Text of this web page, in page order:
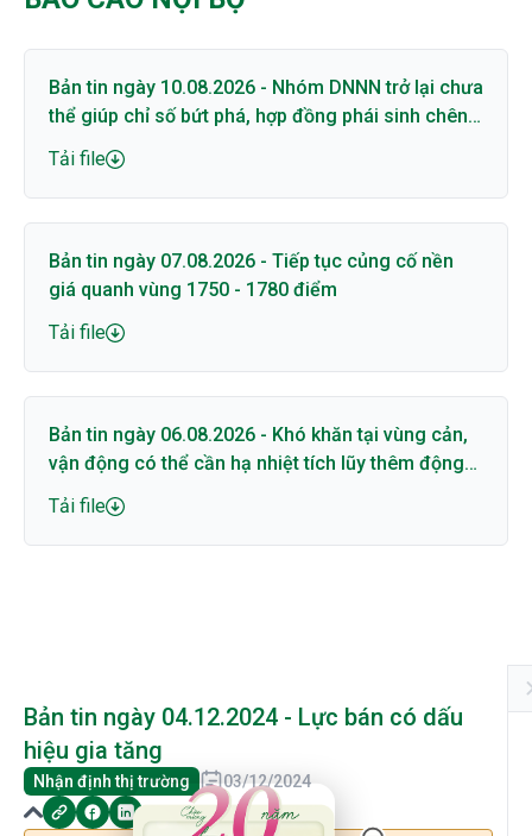
Bản tin ngày 04.12.2024 - Lực bán có dấu
hiệu gia tăng
Nhận định thị trường 03/12/2024
Bản tin ngày 10.08.2026 - Nhóm DNNN trở lại chưa
thể giúp chỉ số bứt phá, hợp đồng phái sinh chênh
lệch lớn với cơ sở
Tải file
Bản tin ngày 07.08.2026 - Tiếp tục củng cố nền
giá quanh vùng 1750 - 1780 điểm
Tải file
Bản tin ngày 06.08.2026 - Khó khăn tại vùng cản,
vận động có thể cần hạ nhiệt tích lũy thêm động
lượng
Tải file
20 Năm Thành Lập - Công Ty Chứng Khoán Phú